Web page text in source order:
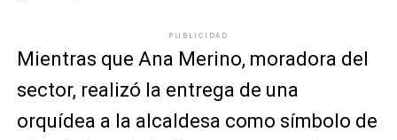
PUBLICIDAD
Mientras que Ana Merino, moradora del
sector, realizó la entrega de una
orquídea a la alcaldesa como símbolo de